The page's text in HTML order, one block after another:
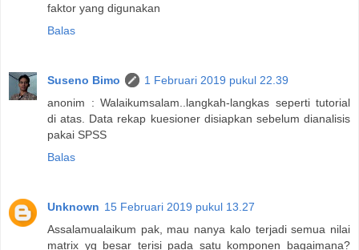
faktor yang digunakan
Balas
Suseno Bimo
1 Februari 2019 pukul 22.39
anonim : Walaikumsalam..langkah-langkas seperti tutorial
di atas. Data rekap kuesioner disiapkan sebelum dianalisis
pakai SPSS
Balas
Unknown 15 Februari 2019 pukul 13.27
Assalamualaikum pak, mau nanya kalo terjadi semua nilai
matrix yg besar terisi pada satu komponen bagaimana?